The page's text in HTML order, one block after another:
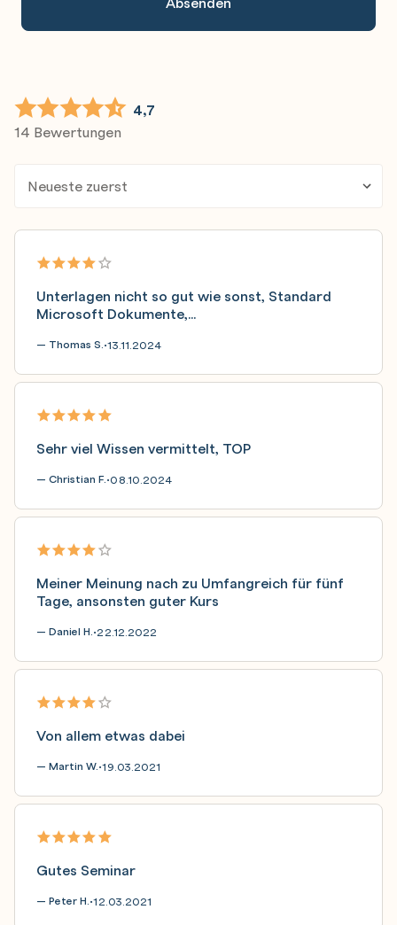
4,7
14 Bewertungen
Unterlagen nicht so gut wie sonst, Standard
Microsoft Dokumente,...
— Thomas S.•13.11.2024
Sehr viel Wissen vermittelt, TOP
— Christian F.•08.10.2024
Meiner Meinung nach zu Umfangreich für fünf
Tage, ansonsten guter Kurs
— Daniel H.•22.12.2022
Von allem etwas dabei
— Martin W.•19.03.2021
Gutes Seminar
— Peter H.•12.03.2021